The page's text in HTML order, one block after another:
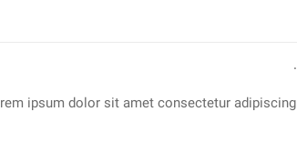
.
ipsum dolor sit amet consectetur